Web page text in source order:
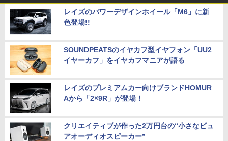
レイズのパワーデザインホイール「M6」に新
色登場!!
SOUNDPEATSのイヤカフ型イヤフォン「UU2
イヤーカフ」をイヤカフマニアが語る
レイズのプレミアムカー向けブランドHOMUR
Aから「2×9R」が登場！
クリエイティブが作った2万円台の“小さなピュ
アオーディオスピーカー”